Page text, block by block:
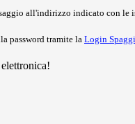
all'indirizzo indicato con le
password tramite la Login